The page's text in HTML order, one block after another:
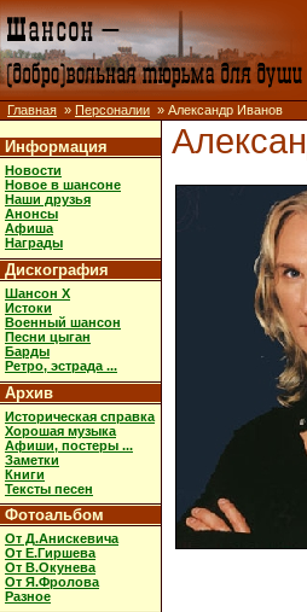
Главная » Персоналии » Александр Иванов
Информация
Новости
Новое в шансоне
Наши друзья
Анонсы
Афиша
Награды
Дискография
Шансон X
Истоки
Военный шансон
Песни цыган
Барды
Ретро, эстрада ...
Архив
Историческая справка
Хорошая музыка
Афиши, постеры ...
Заметки
Книги
Тексты песен
Фотоальбом
От Д.Анискевича
От Е.Гиршева
От В.Окунева
От Я.Фролова
Разное